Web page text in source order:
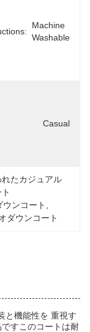
Machine
Washable
Casual
たカジュアル
ンコート
ダウンコート
と機能性を 重視す
すこのコートは耐